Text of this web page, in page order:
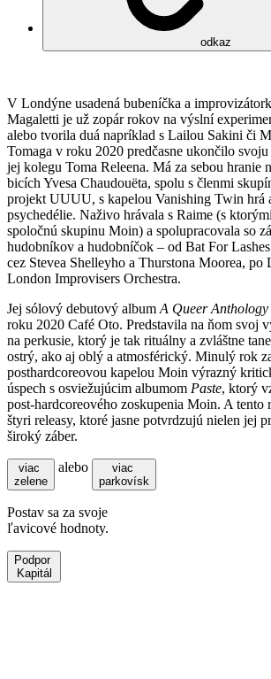
odkaz
V Londýne usadená bubeníčka a
Magaletti je už zopár rokov na výslní
alebo tvorila duá napríklad s Lailou Sakini či
Tomaga v roku 2020 predčasne ukončilo
jej kolegu Toma Releena. Má za sebou hranie
bicích Yvesa Chaudouëta, spolu s členmi
projekt UUUU, s kapelou Vanishing Twin hrá
psychedélie. Naživo hrávala s Raime (s
spoločnú skupinu Moin) a spolupracovala so
hudobníkov a hudobníčok – od Bat For
cez Stevea Shelleyho a Thurstona Moorea, po
London Improvisers Orchestra.
Jej sólový debutový album A Queer
roku 2020 Café Oto. Predstavila na ňom svoj
na perkusie, ktorý je tak rituálny a zvláštne
ostrý, ako aj oblý a atmosférický. Minulý rok
posthardcoreovou kapelou Moin výrazný
úspech s osviežujúcim albumom Paste, ktorý
post-hardcoreového zoskupenia Moin. A tento
štyri releasy, ktoré jasne potvrdzujú nielen jej
široký záber.
viac
zelene
alebo
viac
parkovísk
Postav sa za svoje
ľavicové hodnoty.
Podpor
Kapitál